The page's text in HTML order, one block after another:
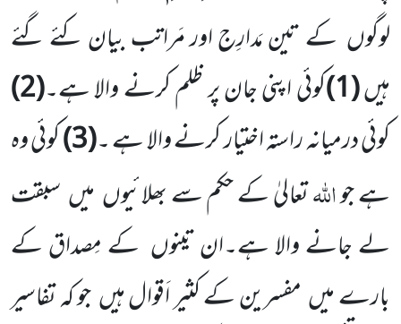
لوگوں کے تین مَدارِج اور مَراتب بیان کئے گئے
ہیں(
1
)کوئی اپنی جان پر ظلم کرنے والاہے۔(
2
)
کوئی درمیانہ راستہ اختیار کرنے والا ہے ۔(
3
)کوئی وہ
ہے جواللہتعالیٰ کے حکم سے بھلائیوں میںسبقت
لے جانے والا ہے۔ان تینوں کے مِصداق کے
بارے میںمفسرین کے کثیر اَقوال ہیںجو کہ تفاسیر